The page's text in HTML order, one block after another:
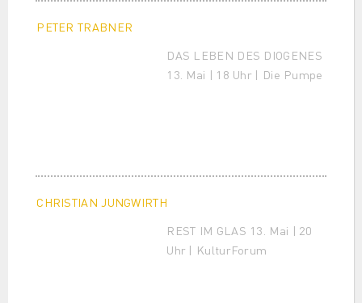
PETER TRABNER
DAS LEBEN DES DIOGENES
13. Mai | 18 Uhr | Die Pumpe
CHRISTIAN JUNGWIRTH
REST IM GLAS 13. Mai | 20
Uhr | KulturForum